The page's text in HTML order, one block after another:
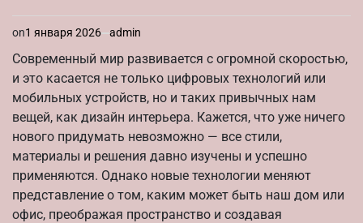
on1 января 2026 admin
Современный мир развивается с огромной скоростью,
и это касается не только цифровых технологий или
мобильных устройств, но и таких привычных нам
вещей, как дизайн интерьера. Кажется, что уже ничего
нового придумать невозможно — все стили,
материалы и решения давно изучены и успешно
применяются. Однако новые технологии меняют
представление о том, каким может быть наш дом или
офис, преображая пространство и создавая